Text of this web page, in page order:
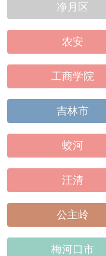
净月区
农安
工商学院
吉林市
蛟河
汪清
公主岭
梅河口市